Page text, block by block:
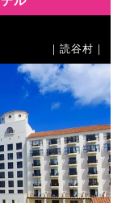
｜読谷村｜